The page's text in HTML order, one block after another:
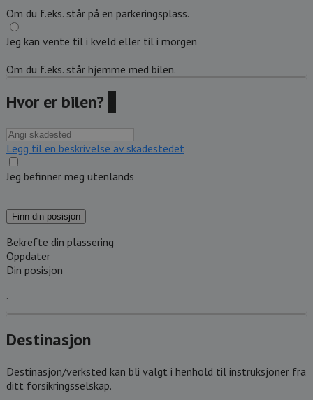
Om du f.eks. står på en parkeringsplass.
Jeg kan vente til i kveld eller til i morgen
Om du f.eks. står hjemme med bilen.
Hvor er bilen?
Legg til en beskrivelse av skadestedet
Jeg befinner meg utenlands
Finn din posisjon
Bekrefte din plassering
Oppdater
Din posisjon
.
Destinasjon
Destinasjon/verksted kan bli valgt i henhold til instruksjoner fra
ditt forsikringsselskap.